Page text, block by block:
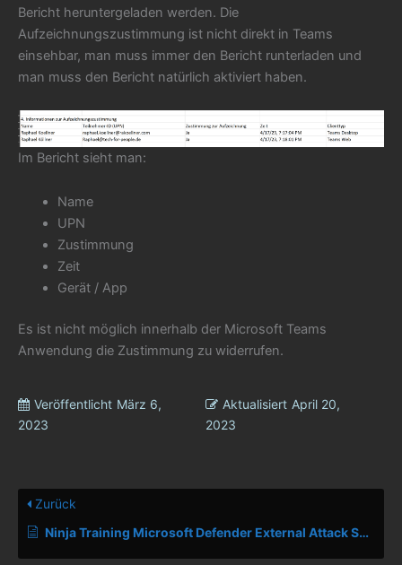
Bericht heruntergeladen werden. Die
Aufzeichnungszustimmung ist nicht direkt in Teams
einsehbar, man muss immer den Bericht runterladen und
man muss den Bericht natürlich aktiviert haben.
Im Bericht sieht man:
Name
UPN
Zustimmung
Zeit
Gerät / App
Es ist nicht möglich innerhalb der Microsoft Teams
Anwendung die Zustimmung zu widerrufen.
Veröffentlicht März 6,
2023
Aktualisiert April 20,
2023
Zurück
Ninja Training Microsoft Defender External Attack Surface Management